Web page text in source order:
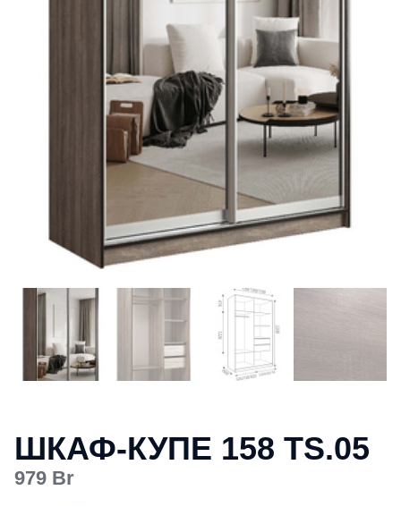
ШКАФ-КУПЕ 158 TS.05
979 Br